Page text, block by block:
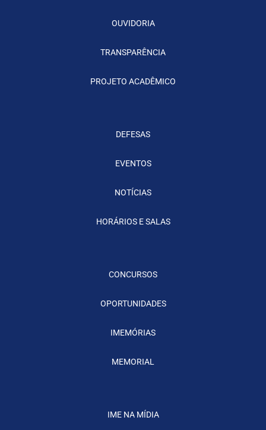
OUVIDORIA
TRANSPARÊNCIA
PROJETO ACADÊMICO
DEFESAS
EVENTOS
NOTÍCIAS
HORÁRIOS E SALAS
CONCURSOS
OPORTUNIDADES
IMEMÓRIAS
MEMORIAL
IME NA MÍDIA